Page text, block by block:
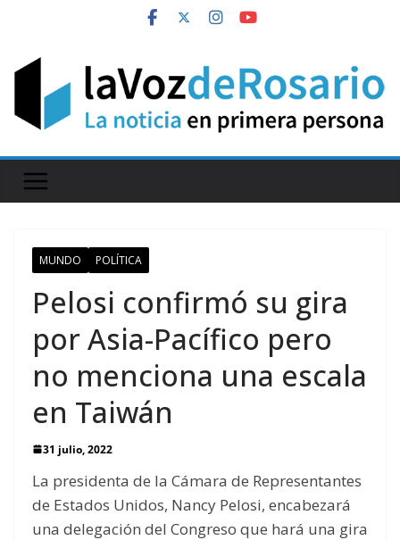
content
MUNDO POLÍTICA
Pelosi confirmó su gira
por Asia-Pacífico pero
no menciona una escala
en Taiwán
31 julio, 2022
La presidenta de la Cámara de Representantes
de Estados Unidos, Nancy Pelosi, encabezará
una delegación del Congreso que hará una gira